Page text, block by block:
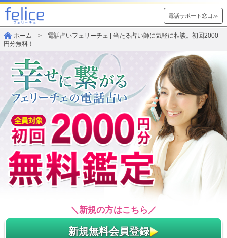
電話サポート窓口≫
ホーム > 電話占いフェリーチェ | 当たる占い師に気軽に相談。初回2000
円分無料！
＼新規の方はこちら／
新規無料会員登録